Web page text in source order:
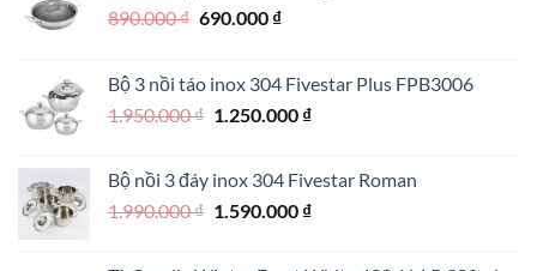
890.000₫ Giá
890.000 ₫.
690.000 ₫Giá
là:
690.000 ₫.
Bộ 3 nồi táo inox 304 Fivestar Plus FPB3006
1.950.000₫ Giá
1.950.000 ₫.
1.250.000 ₫Giá
là:
1.250.000 ₫.
Bộ nồi 3 đáy inox 304 Fivestar Roman
1.990.000₫ Giá
1.590.000 ₫Giá